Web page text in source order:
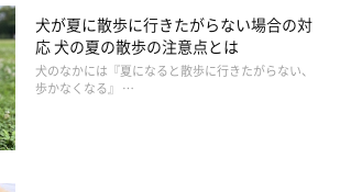
が部屋の下部にたまり、思いのほか犬の体
が体の免疫力を落として胃腸の働きがさら
子の悪さや食欲の低下につながります。ま
犬が夏に散歩に行きたがらない場合の対
応 犬の夏の散歩の注意点とは
犬のなかには『夏になると散歩に行きたがらない、
歩かなくなる』 …